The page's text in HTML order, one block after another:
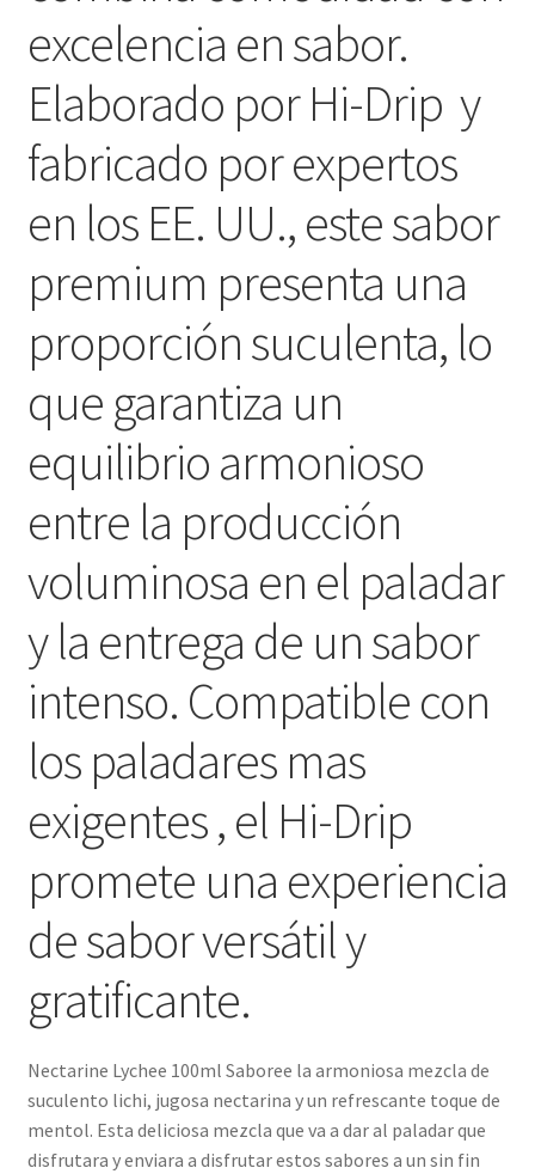
excelencia en sabor.
Elaborado por Hi-Drip y
fabricado por expertos
en los EE. UU., este sabor
premium presenta una
proporción suculenta, lo
que garantiza un
equilibrio armonioso
entre la producción
voluminosa en el paladar
y la entrega de un sabor
intenso. Compatible con
los paladares mas
exigentes , el Hi-Drip
promete una experiencia
de sabor versátil y
gratificante.
Nectarine Lychee 100ml Saboree la armoniosa mezcla de
suculento lichi, jugosa nectarina y un refrescante toque de
mentol. Esta deliciosa mezcla que va a dar al paladar que
disfrutara y enviara a disfrutar estos sabores a un sin fin